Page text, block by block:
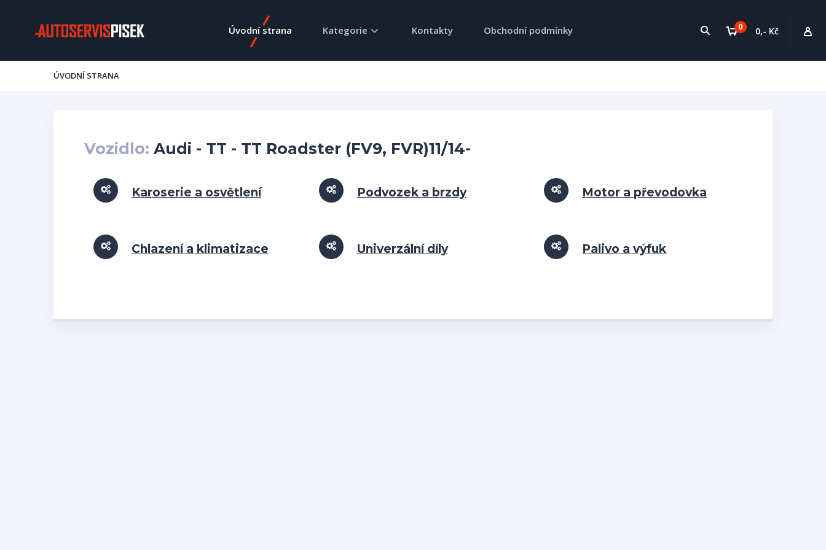
0 0,- Kč
Úvodní strana Kategorie Kontakty Obchodní podmínky
ÚVODNÍ STRANA
Vozidlo: Audi - TT - TT Roadster (FV9, FVR)11/14-
Karoserie a osvětlení Podvozek a brzdy Motor a převodovka
Chlazení a klimatizace Univerzální díly Palivo a výfuk